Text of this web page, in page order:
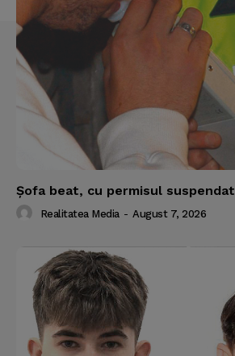
Şofa beat, cu permisul suspendat
Realitatea Media - August 7, 2026